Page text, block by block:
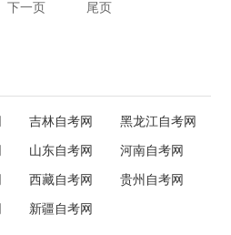
下一页 尾页
吉林自考网 黑龙江自考网
山东自考网 河南自考网
西藏自考网 贵州自考网
新疆自考网